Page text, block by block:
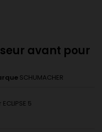
avant pour
SCHUMACHER
5